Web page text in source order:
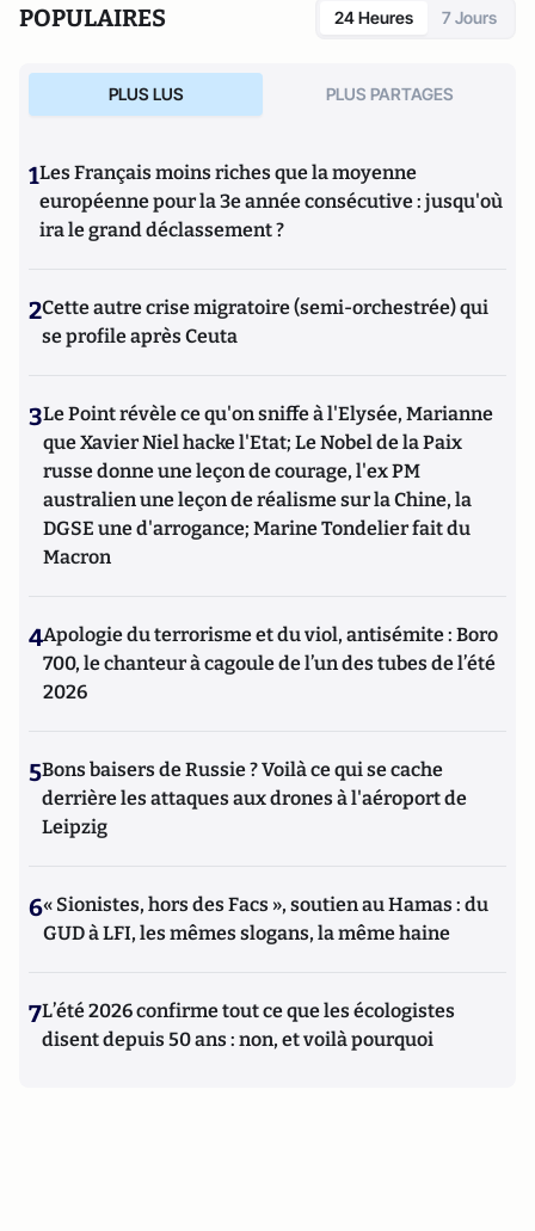
POPULAIRES 24 Heures 7 Jours
PLUS LUS PLUS PARTAGES
1Les Français moins riches que la moyenne
européenne pour la 3e année consécutive : jusqu'où
ira le grand déclassement ?
2Cette autre crise migratoire (semi-orchestrée) qui
se profile après Ceuta
3Le Point révèle ce qu'on sniffe à l'Elysée, Marianne
que Xavier Niel hacke l'Etat; Le Nobel de la Paix
russe donne une leçon de courage, l'ex PM
australien une leçon de réalisme sur la Chine, la
DGSE une d'arrogance; Marine Tondelier fait du
Macron
4Apologie du terrorisme et du viol, antisémite : Boro
700, le chanteur à cagoule de l’un des tubes de l’été
2026
5Bons baisers de Russie ? Voilà ce qui se cache
derrière les attaques aux drones à l'aéroport de
Leipzig
6« Sionistes, hors des Facs », soutien au Hamas : du
GUD à LFI, les mêmes slogans, la même haine
7L’été 2026 confirme tout ce que les écologistes
disent depuis 50 ans : non, et voilà pourquoi